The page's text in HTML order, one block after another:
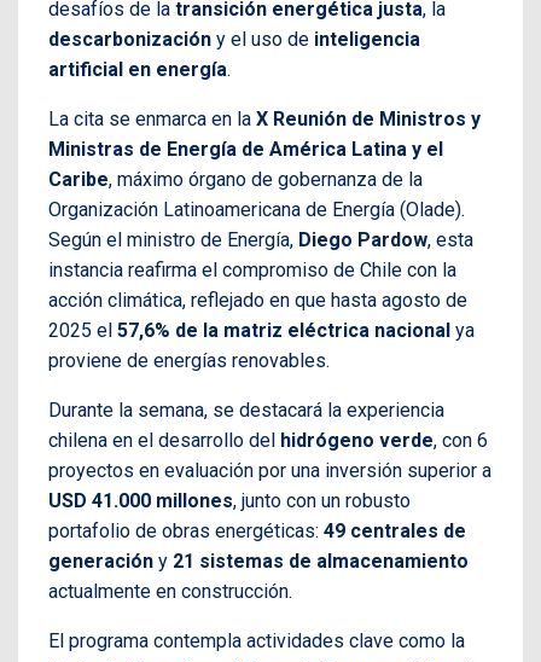
desafíos de la transición energética justa, la
descarbonización y el uso de inteligencia
artificial en energía.
La cita se enmarca en la X Reunión de Ministros y
Ministras de Energía de América Latina y el
Caribe, máximo órgano de gobernanza de la
Organización Latinoamericana de Energía (Olade).
Según el ministro de Energía, Diego Pardow, esta
instancia reafirma el compromiso de Chile con la
acción climática, reflejado en que hasta agosto de
2025 el 57,6% de la matriz eléctrica nacional ya
proviene de energías renovables.
Durante la semana, se destacará la experiencia
chilena en el desarrollo del hidrógeno verde, con 6
proyectos en evaluación por una inversión superior a
USD 41.000 millones, junto con un robusto
portafolio de obras energéticas: 49 centrales de
generación y 21 sistemas de almacenamiento
actualmente en construcción.
El programa contempla actividades clave como la